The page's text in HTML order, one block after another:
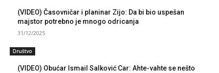
(VIDEO) Časovničar i planinar Zijo: Da bi bio uspešan
majstor potrebno je mnogo odricanja
31/12/2025
Društvo
(VIDEO) Obućar Ismail Salković Car: Ahte-vahte se nešto